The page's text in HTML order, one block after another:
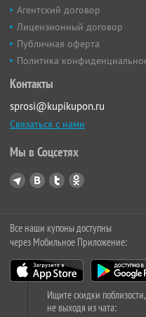
Агентский договор
Лицензионный договор
Публичная оферта
Политика
Контакты
sprosi@kupikupon.ru
Связаться с нами
Мы в Соцсетях
Все наши купоны доступны
через Мобильное Приложение:
Ищите скидки поблизости,
не выходя из чата: